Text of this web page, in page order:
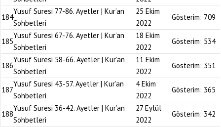
184
Yusuf Suresi 77-86. Ayetler | Kur’an
Sohbetleri
25 Ekim
2022
Gösterim: 709
185
Yusuf Suresi 67-76. Ayetler | Kur’an
Sohbetleri
18 Ekim
2022
Gösterim: 534
186
Yusuf Suresi 58-66. Ayetler | Kur’an
Sohbetleri
11 Ekim
2022
Gösterim: 351
187
Yusuf Suresi 43-57. Ayetler | Kur’an
Sohbetleri
4 Ekim
2022
Gösterim: 365
188
Yusuf Suresi 36-42. Ayetler | Kur’an
Sohbetleri
27 Eylül
2022
Gösterim: 342